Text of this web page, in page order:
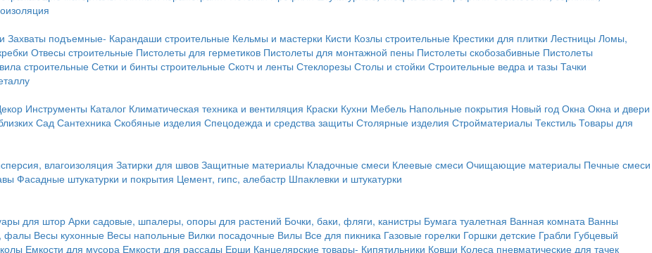
Захваты подъемные- Карандаши строительные Кельмы и мастерки Кисти Козлы строительные Крестики для плитки Лестницы Ломы,
Отвесы строительные Пистолеты для герметиков Пистолеты для монтажной пены Пистолеты скобозабивные Пистолеты
строительные Сетки и бинты строительные Скотч и ленты Стеклорезы Столы и стойки Строительные ведра и тазы Тачки
Инструменты Каталог Климатическая техника и вентиляция Краски Кухни Мебель Напольные покрытия Новый год Окна Окна и двери
Сад Сантехника Скобяные изделия Спецодежда и средства защиты Столярные изделия Стройматериалы Текстиль Товары для
влагоизоляция Затирки для швов Защитные материалы Кладочные смеси Клеевые смеси Очищающие материалы Печные смеси
Фасадные штукатурки и покрытия Цемент, гипс, алебастр Шпаклевки и штукатурки
для шторАрки садовые, шпалеры, опоры для растений Бочки, баки, фляги, канистры Бумага туалетная Ванная комната Ванны
фалы Весы кухонные Весы напольные Вилки посадочные Вилы Все для пикника Газовые горелки Горшки детские Грабли Губцевый
Емкости для мусора Емкости для рассады Ерши Канцелярские товары- Кипятильники Ковши Колеса пневматические для тачек